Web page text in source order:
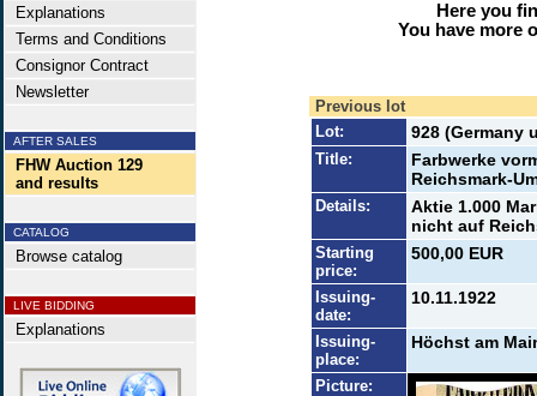
Explanations
Terms and Conditions
Consignor Contract
Newsletter
AFTER SALES
FHW Auction 129
and results
CATALOG
Browse catalog
LIVE BIDDING
Explanations
Here you
You have more
Previous lot
Lot:
928 (Germany
Title:
Farbwerke
Reichsmark-
Details:
Aktie 1.000
nicht auf
Starting
price:
500,00 EUR
Issuing-
date:
10.11.1922
Issuing-
place:
Höchst am
Picture: